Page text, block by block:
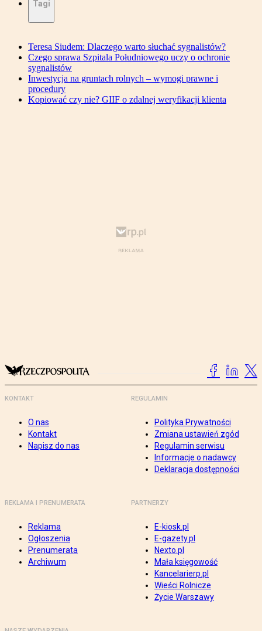
Tagi
Teresa Siudem: Dlaczego warto słuchać sygnalistów?
Czego sprawa Szpitala Południowego uczy o ochronie
sygnalistów
Inwestycja na gruntach rolnych – wymogi prawne i
procedury
Kopiować czy nie? GIIF o zdalnej weryfikacji klienta
KONTAKT
O nas
Kontakt
Napisz do nas
REGULAMIN
Polityka Prywatności
Zmiana ustawień zgód
Regulamin serwisu
Informacje o nadawcy
Deklaracja dostępności
REKLAMA I PRENUMERATA
Reklama
Ogłoszenia
Prenumerata
Archiwum
PARTNERZY
E-kiosk.pl
E-gazety.pl
Nexto.pl
Mała księgowość
Kancelarierp.pl
Wieści Rolnicze
Życie Warszawy